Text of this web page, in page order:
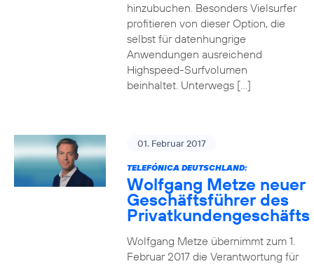
hinzubuchen. Besonders Vielsurfer
profitieren von dieser Option, die
selbst für datenhungrige
Anwendungen ausreichend
Highspeed-Surfvolumen
beinhaltet. Unterwegs […]
01. Februar 2017
TELEFÓNICA DEUTSCHLAND:
Wolfgang Metze neuer
Geschäftsführer des
Privatkundengeschäfts
Wolfgang Metze übernimmt zum 1.
Februar 2017 die Verantwortung für